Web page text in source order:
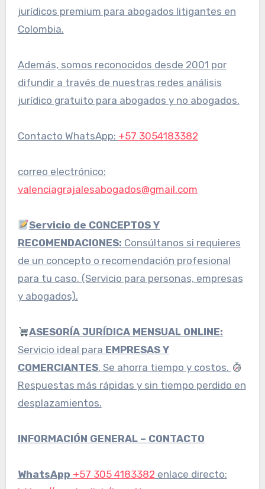
jurídicos premium para abogados litigantes en
Colombia.
Además, somos reconocidos desde 2001 por
difundir a través de nuestras redes análisis
jurídico gratuito para abogados y no abogados.
Contacto WhatsApp: +57 3054183382
correo electrónico:
valenciagrajalesabogados@gmail.com
Servicio de CONCEPTOS Y
RECOMENDACIONES: Consúltanos si requieres
de un concepto o recomendación profesional
para tu caso. (Servicio para personas, empresas
y abogados).
ASESORÍA JURÍDICA MENSUAL ONLINE:
Servicio ideal para EMPRESAS Y
COMERCIANTES. Se ahorra tiempo y costos.
Respuestas más rápidas y sin tiempo perdido en
desplazamientos.
INFORMACIÓN GENERAL – CONTACTO
WhatsApp +57 305 4183382 enlace directo: